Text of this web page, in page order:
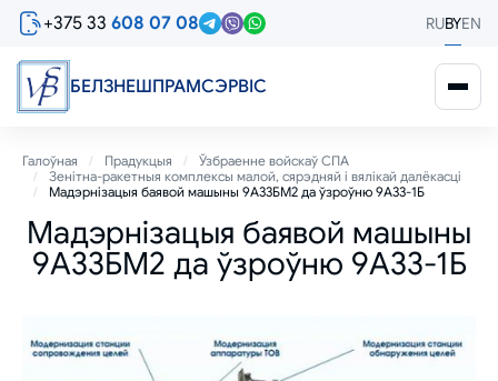
Перайсці
змесціва
+375 33 608 07 08 RUBYEN
БЕЛЗНЕШПРАМСЭРВIС
Breadcrumb
Галоўная Прадукцыя
Ўзбраенне войскаў СПА
Зенітна-ракетныя комплексы малой, сярэдняй і вялікай далёкасці
Мадэрнізацыя баявой машыны 9А33БМ2 да ўзроўню 9А33-1Б
Мадэрнізацыя баявой машыны
9А33БМ2 да ўзроўню 9А33-1Б